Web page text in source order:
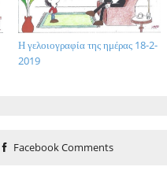
Η γελοιογραφία της ημέρας 18-2-
2019
Facebook Comments